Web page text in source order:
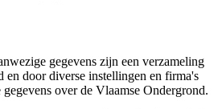
gegevens zijn een verzameling
en door diverse instellingen en firma's
gegevens over de Vlaamse Ondergrond.